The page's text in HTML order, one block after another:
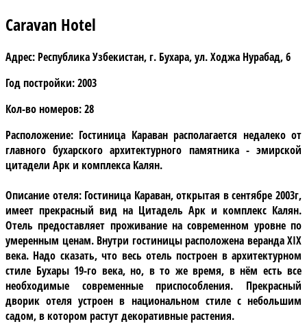
Caravan Hotel
Адрес: Республика Узбекистан, г. Бухара, ул. Ходжа Нурабад, 6
Год постройки:2003
Кол-во номеров:28
Расположение: Гостиница Караван располагается недалеко от
главного бухарского архитектурного памятника - эмирской
цитадели Арк и комплекса Калян.
Описание отеля:Гостиница Караван, открытая в сентябре 2003г,
имеет прекрасный вид на Цитадель Арк и комплекс Калян.
Отель предоставляет проживание на современном уровне по
умеренным ценам. Внутри гостиницы расположена веранда XIX
века. Надо сказать, что весь отель построен в архитектурном
стиле Бухары 19-го века, но, в то же время, в нём есть все
необходимые современные приспособления. Прекрасный
дворик отеля устроен в национальном стиле с небольшим
садом, в котором растут декоративные растения.